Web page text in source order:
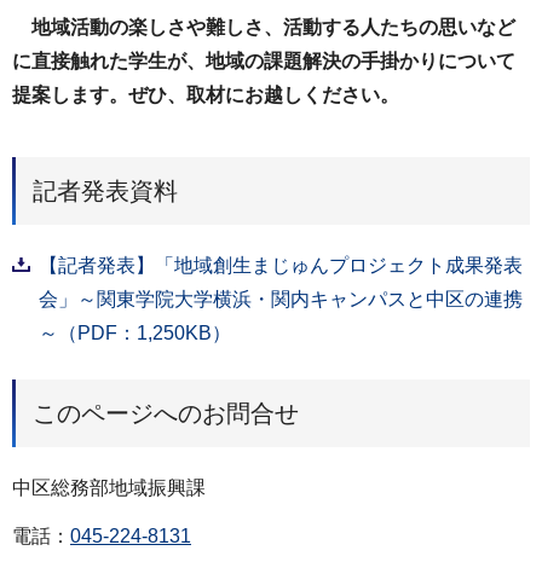
地域活動の楽しさや難しさ、活動する人たちの思いなど
に直接触れた学生が、地域の課題解決の手掛かりについて
提案します。ぜひ、取材にお越しください。
記者発表資料
【記者発表】「地域創生まじゅんプロジェクト成果発表
会」～関東学院大学横浜・関内キャンパスと中区の連携
～（PDF：1,250KB）
このページへのお問合せ
中区総務部地域振興課
電話： 045-224-8131